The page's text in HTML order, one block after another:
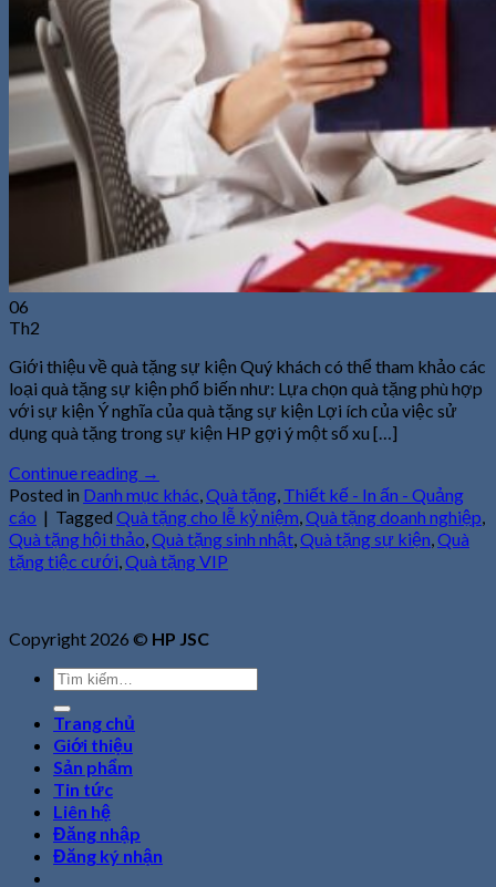
06
Th2
Giới thiệu về quà tặng sự kiện Quý khách có thể tham khảo các
loại quà tặng sự kiện phổ biến như: Lựa chọn quà tặng phù hợp
với sự kiện Ý nghĩa của quà tặng sự kiện Lợi ích của việc sử
dụng quà tặng trong sự kiện HP gợi ý một số xu […]
Continue reading →
Posted in Danh mục khác,Quà tặng, Thiết kế - In ấn - Quảng
cáo | Tagged Quà tặng cho lễ kỷ niệm,Quà tặng doanh nghiệp,
Quà tặng hội thảo,Quà tặng sinh nhật,Quà tặng sự kiện,Quà
tặng tiệc cưới,Quà tặng VIP
Copyright 2026 © HP JSC
Tìm
kiếm:
Trang chủ
Giới thiệu
Sản phẩm
Tin tức
Liên hệ
Đăng nhập
Đăng ký nhận